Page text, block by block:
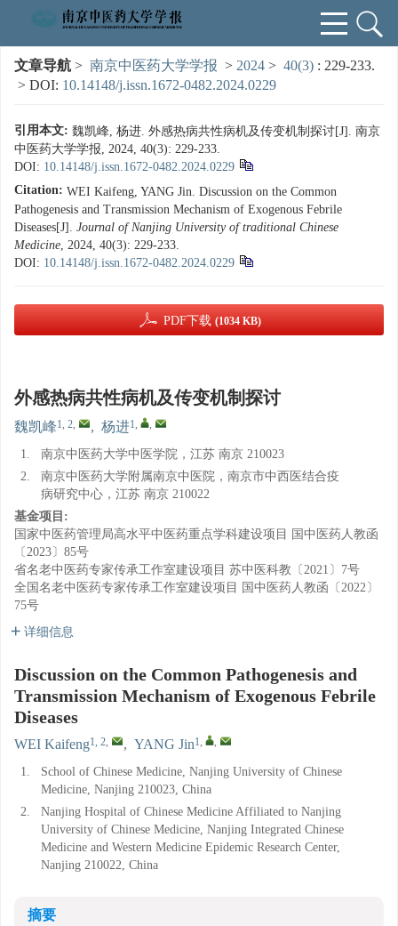
文章导航 > 南京中医药大学学报 > 2024 > 40(3) : 229-233.
> DOI: 10.14148/j.issn.1672-0482.2024.0229
引用本文: 魏凯峰, 杨进. 外感热病共性病机及传变机制探讨[J]. 南京
中医药大学学报, 2024, 40(3): 229-233.
DOI: 10.14148/j.issn.1672-0482.2024.0229
Citation: WEI Kaifeng, YANG Jin. Discussion on the Common
Pathogenesis and Transmission Mechanism of Exogenous Febrile
Diseases[J]. Journal of Nanjing University of traditional Chinese
Medicine, 2024, 40(3): 229-233.
DOI: 10.14148/j.issn.1672-0482.2024.0229
PDF下载 (1034 KB)
外感热病共性病机及传变机制探讨
魏凯峰1, 2, , 杨进1, ,
1.
南京中医药大学中医学院，江苏 南京 210023
2.
南京中医药大学附属南京中医院，南京市中西医结合疫
病研究中心，江苏 南京 210022
基金项目:
国家中医药管理局高水平中医药重点学科建设项目
国中医药人教函
〔2023〕85号
省名老中医药专家传承工作室建设项目 苏中医科教〔2021〕7号
全国名老中医药专家传承工作室建设项目
国中医药人教函〔2022〕
75号
详细信息
Discussion on the Common Pathogenesis and
Transmission Mechanism of Exogenous Febrile
Diseases
WEI Kaifeng1, 2, , YANG Jin1, ,
1.
School of Chinese Medicine, Nanjing University of Chinese
Medicine, Nanjing 210023, China
2.
Nanjing Hospital of Chinese Medicine Affiliated to Nanjing
University of Chinese Medicine, Nanjing Integrated Chinese
Medicine and Western Medicine Epidemic Research Center,
Nanjing 210022, China
摘要